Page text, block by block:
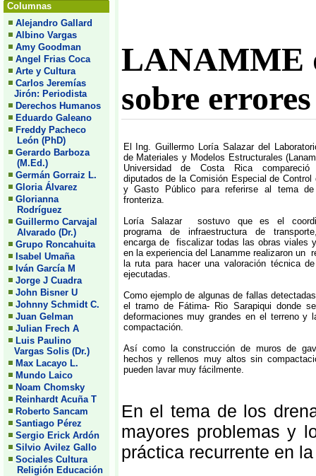
Columnas
Alejandro Gallard
Albino Vargas
Amy Goodman
Angel Frias Coca
Arte y Cultura
Carlos Jeremías
Jirón: Periodista
Derechos Humanos
Eduardo Galeano
Freddy Pacheco
León (PhD)
Gerardo Barboza
(M.Ed.)
Germán Gorraiz L.
Gloria Álvarez
Glorianna
Rodríguez
Guillermo Carvajal
Alvarado (Dr.)
Grupo Roncahuita
Isabel Umaña
Iván García M
Jorge J Cuadra
John Bisner U
Johnny Schmidt C.
Juan Gelman
Julian Frech A
Luis Paulino
Vargas Solis (Dr.)
Max Lacayo L.
Mundo Laico
Noam Chomsky
Reinhardt Acuña T
Roberto Sancam
Santiago Pérez
Sergio Erick Ardón
Silvio Avilez Gallo
Sociales Cultura
Religión Educación
LANAMME
sobre
El Ing. Guillermo Loría Salazar del
de Materiales y Modelos Estructurales
Universidad de Costa Rica
diputados de la Comisión Especial de Control
y Gasto Público para referirse al tema
fronteriza.
Loría Salazar sostuvo que es el
programa de infraestructura de
encarga de fiscalizar todas las obras viales
en la experiencia del Lanamme realizaron un
la ruta para hacer una valoración técnica
ejecutadas.
Como ejemplo de algunas de fallas
el tramo de Fátima- Rio Sarapiqui donde
deformaciones muy grandes en el terreno y
compactación.
Así como la construcción de muros de
hechos y rellenos muy altos sin
pueden lavar muy fácilmente.
En el tema de los
mayores problemas y
práctica recurrente en